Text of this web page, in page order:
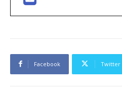
Facebook Twitter